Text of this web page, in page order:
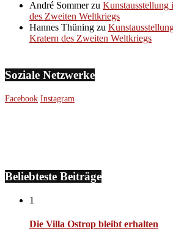
André Sommerzu Kunstausstellung
des Zweiten Weltkriegs
Hannes Thüning zu
Kratern des Zweiten Weltkriegs
Soziale Netzwerke
Facebook Instagram
Beliebteste Beiträge
1
Die Villa Ostrop bleibt erhalten